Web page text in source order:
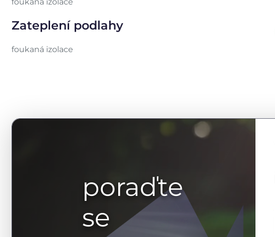
Zateplení podlahy
foukaná izolace
poraďte
se